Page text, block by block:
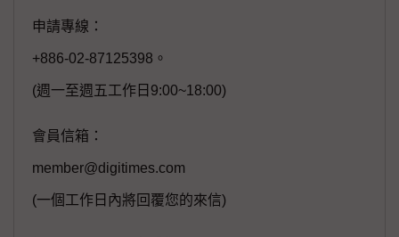
申請專線：
+886-02-87125398。
(週一至週五工作日9:00~18:00)
會員信箱：
member@digitimes.com
(一個工作日內將回覆您的來信)